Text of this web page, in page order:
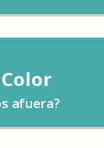
afuera?